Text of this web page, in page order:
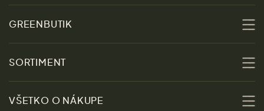
GREENBUTIK
O nás
Udržateľnosť
SORTIMENT
Zľavy
VŠETKO O NÁKUPE